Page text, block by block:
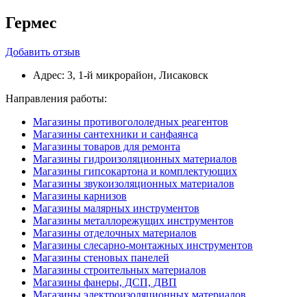
Гермес
Добавить отзыв
Адрес: 3, 1-й микрорайон, Лисаковск
Направления работы:
Магазины противогололедных реагентов
Магазины сантехники и санфаянса
Магазины товаров для ремонта
Магазины гидроизоляционных материалов
Магазины гипсокартона и комплектующих
Магазины звукоизоляционных материалов
Магазины карнизов
Магазины малярных инструментов
Магазины металлорежущих инструментов
Магазины отделочных материалов
Магазины слесарно-монтажных инструментов
Магазины стеновых панелей
Магазины строительных материалов
Магазины фанеры, ДСП, ДВП
Магазины электроизоляционных материалов